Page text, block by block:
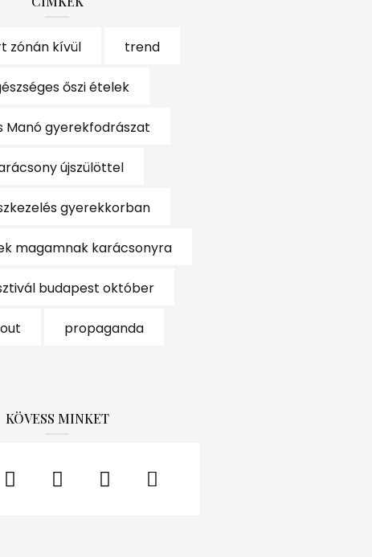
zónán kívül trend
őszi ételek
Manó gyerekfodrászat
újszülöttel
gyerekkorban
magamnak karácsonyra
budapest október
propaganda
KÖVESS MINKET